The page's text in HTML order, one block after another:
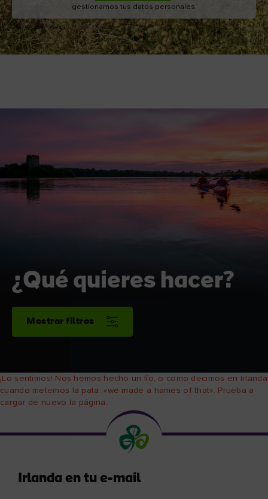
gestionamos tus datos personales.
¿Qué quieres hacer?
Mostrar filtros
¡Lo sentimos! Nos hemos hecho un lío, o como decimos en Irlanda
cuando metemos la pata: «we made a hames of that». Prueba a
cargar de nuevo la página.
Irlanda en tu e-mail